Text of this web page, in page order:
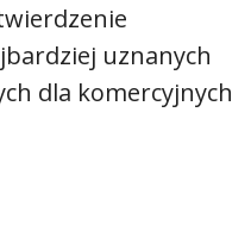
uznanych
dla komercyjnych